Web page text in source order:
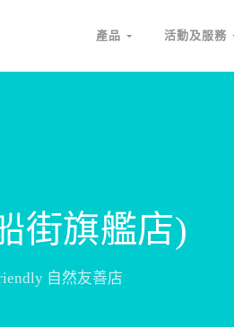
產品 活動及服務
街旗艦店)
自然友善店